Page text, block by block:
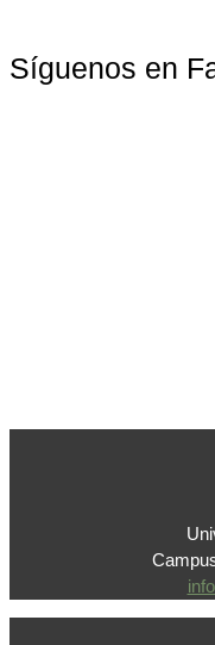
Síguenos en